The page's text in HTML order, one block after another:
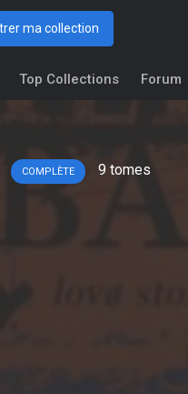
ma collection
Top Collections Forum
COMPLÈTE 9 tomes